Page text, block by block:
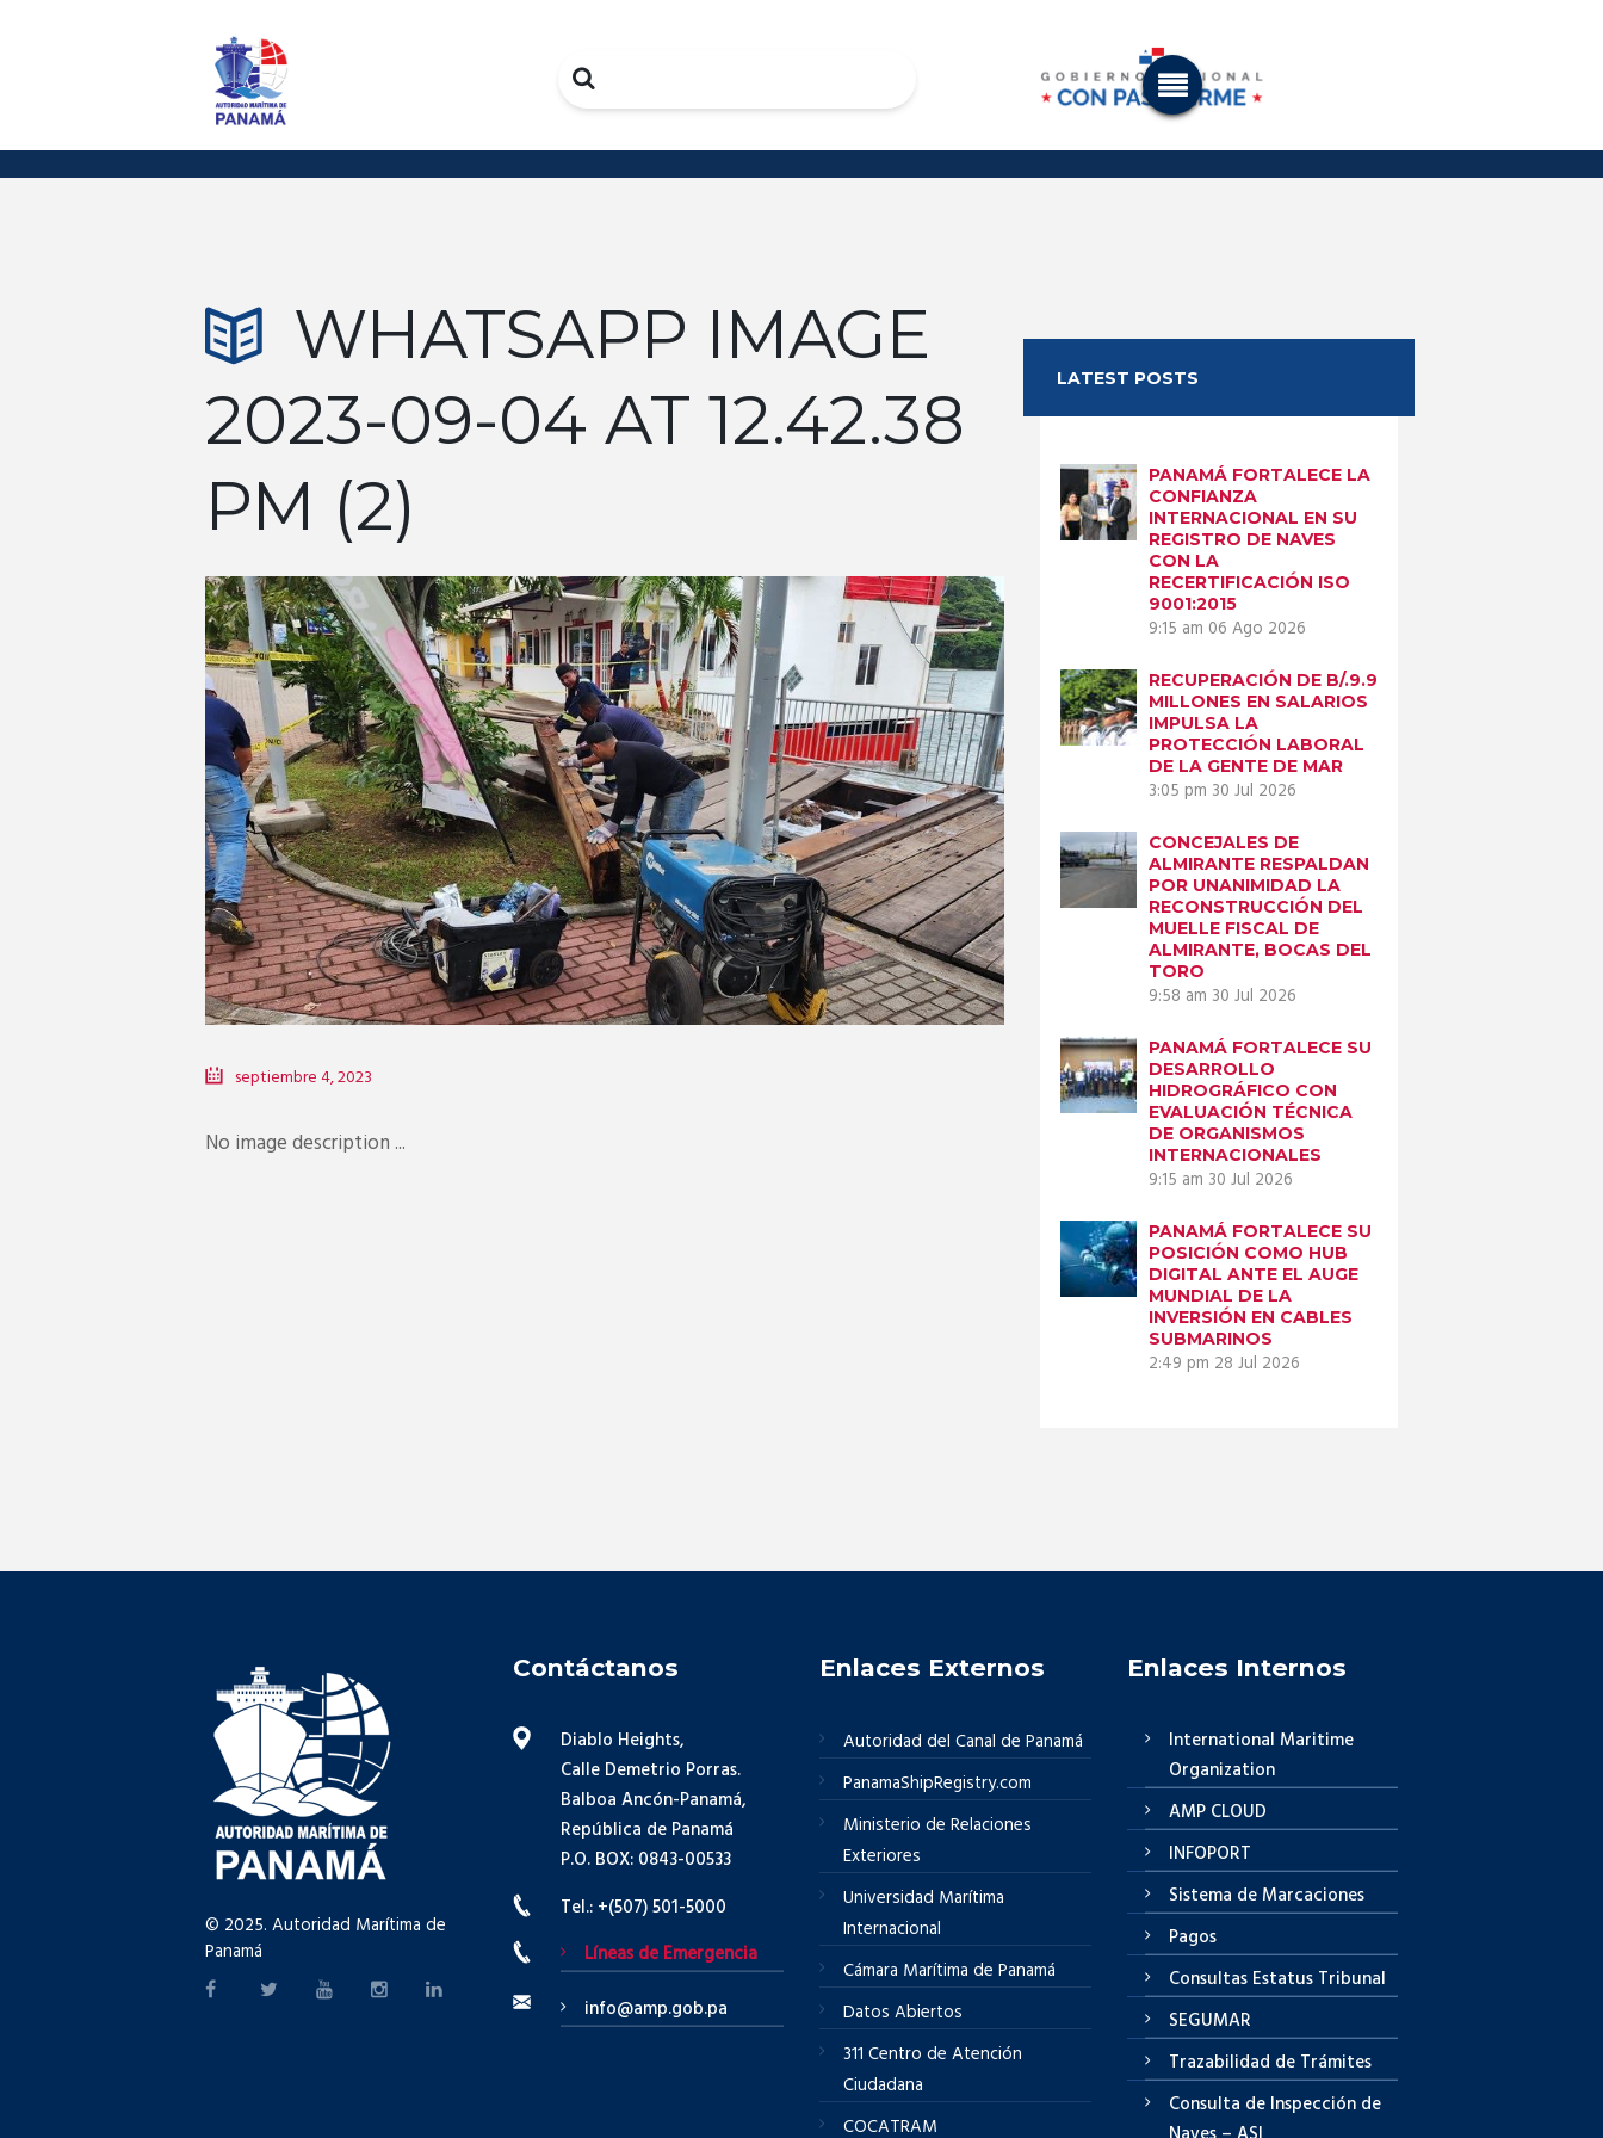
Search
WHATSAPP IMAGE
2023-09-04 AT 12.42.38
PM (2)
Next item
2023-09-04...
septiembre 4, 2023
No image description ...
LATEST POSTS
PANAMÁ FORTALECE LA
CONFIANZA
INTERNACIONAL EN SU
REGISTRO DE NAVES
CON LA
RECERTIFICACIÓN ISO
9001:2015
9:15 am 06 Ago 2026
RECUPERACIÓN DE B/.9.9
MILLONES EN SALARIOS
IMPULSA LA
PROTECCIÓN LABORAL
DE LA GENTE DE MAR
3:05 pm 30 Jul 2026
CONCEJALES DE
ALMIRANTE RESPALDAN
POR UNANIMIDAD LA
RECONSTRUCCIÓN DEL
MUELLE FISCAL DE
ALMIRANTE, BOCAS DEL
TORO
9:58 am 30 Jul 2026
PANAMÁ FORTALECE SU
DESARROLLO
HIDROGRÁFICO CON
EVALUACIÓN TÉCNICA
DE ORGANISMOS
INTERNACIONALES
9:15 am 30 Jul 2026
PANAMÁ FORTALECE SU
POSICIÓN COMO HUB
DIGITAL ANTE EL AUGE
MUNDIAL DE LA
INVERSIÓN EN CABLES
SUBMARINOS
2:49 pm 28 Jul 2026
© 2025. Autoridad Marítima de
Panamá
Contáctanos
Diablo Heights,
Calle Demetrio Porras.
Balboa Ancón-Panamá,
República de Panamá
P.O. BOX: 0843-00533
Tel.: +(507) 501-5000
Líneas de Emergencia
info@amp.gob.pa
Enlaces Externos
Autoridad del Canal de Panamá
PanamaShipRegistry.com
Ministerio de Relaciones
Exteriores
Universidad Marítima
Internacional
Cámara Marítima de Panamá
Datos Abiertos
311 Centro de Atención
Ciudadana
COCATRAM
Enlaces Internos
International Maritime
Organization
AMP CLOUD
INFOPORT
Sistema de Marcaciones
Pagos
Consultas Estatus Tribunal
SEGUMAR
Trazabilidad de Trámites
Consulta de Inspección de